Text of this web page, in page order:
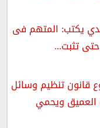
يكتب: المتهم فى
تثبت...
تنظيم وسائل
العميق ويحمي